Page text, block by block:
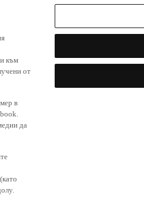
към
от
в
да